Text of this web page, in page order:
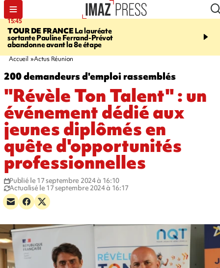
15:45
TOUR DE FRANCELa lauréate
sortante Pauline Ferrand-Prévot
abandonne avant la 8e étape
20:17
routière, concours de
Accueil Actus Réunion
200 demandeurs d'emploi rassemblés
"Révèle Ton Talent" : un
événement dédié aux
jeunes diplômés en
quête d'opportunités
professionnelles
Publié le 17 septembre 2024 à 16:10
Actualisé le 17 septembre 2024 à 16:17